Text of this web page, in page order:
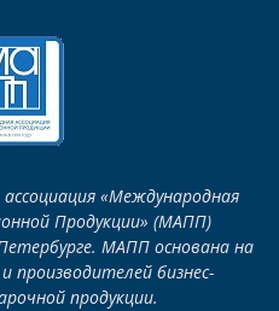
ассоциация «Международная
Продукции» (МАПП)
МАПП основана на
производителей бизнес-
продукции.